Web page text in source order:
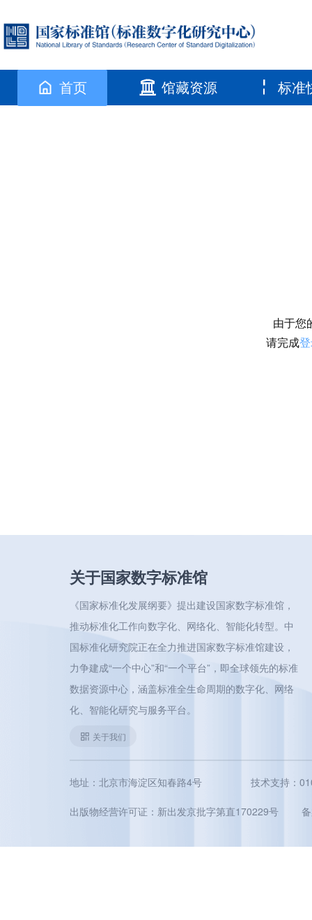
首页 馆藏资源 标准
由于您
请完成
关于国家数字标准馆
《国家标准化发展纲要》提出建设国家数字标准馆，
推动标准化工作向数字化、网络化、智能化转型。中
国标准化研究院正在全力推进国家数字标准馆建设，
力争建成“一个中心”和“一个平台”，即全球领先的标准
数据资源中心，涵盖标准全生命周期的数字化、网络
化、智能化研究与服务平台。
关于我们
地址：北京市海淀区知春路4号 技术支持：
出版物经营许可证：新出发京批字第直170229号